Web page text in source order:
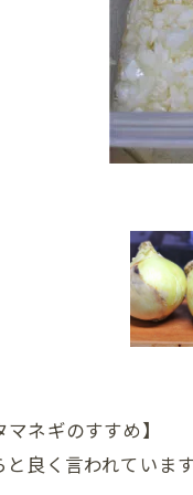
ネギのすすめ】
良く言われていま